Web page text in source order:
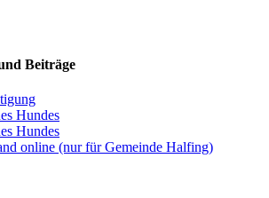
Beiträge
Hundes
Hundes
online (nur für Gemeinde Halfing)